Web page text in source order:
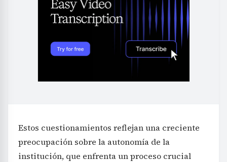
Estos cuestionamientos reflejan una creciente
preocupación sobre la autonomía de la
institución, que enfrenta un proceso crucial